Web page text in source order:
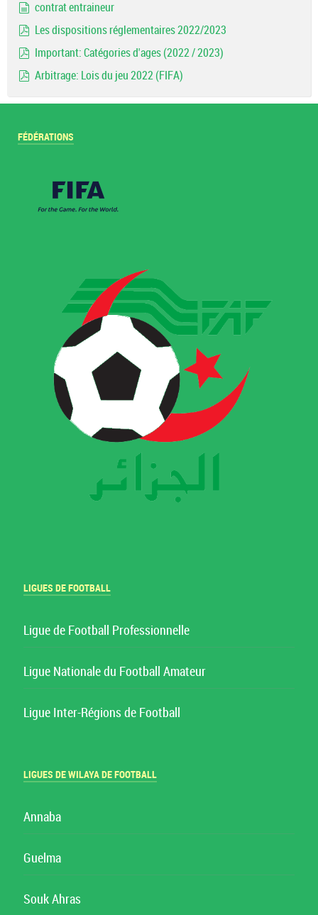
contrat entraineur
Les dispositions réglementaires 2022/2023
Important: Catégories d'ages (2022 / 2023)
Arbitrage: Lois du jeu 2022 (FIFA)
FÉDÉRATIONS
LIGUES DE FOOTBALL
Ligue de Football Professionnelle
Ligue Nationale du Football Amateur
Ligue Inter-Régions de Football
LIGUES DE WILAYA DE FOOTBALL
Annaba
Guelma
Souk Ahras